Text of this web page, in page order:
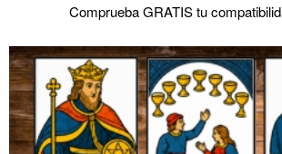
Comprueba GRATIS tu